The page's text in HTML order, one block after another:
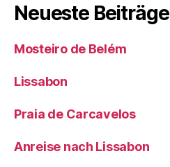
Neueste Beiträge
Mosteiro de Belém
Lissabon
Praia de Carcavelos
Anreise nach Lissabon